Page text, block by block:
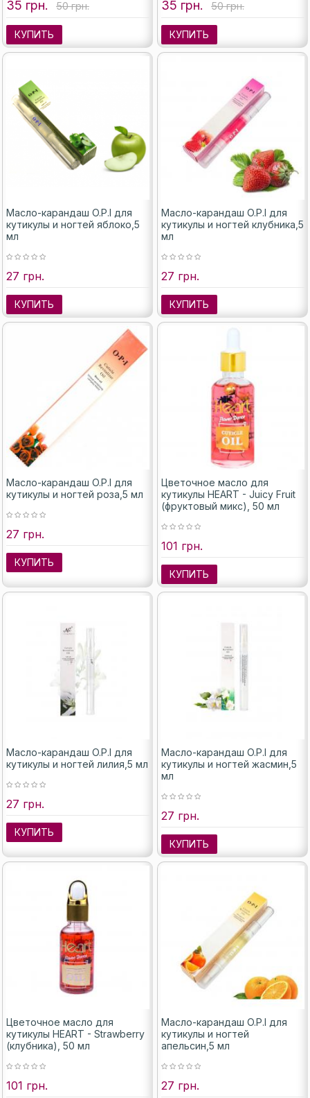
35 грн. 50 грн.
КУПИТЬ
35 грн. 50 грн.
КУПИТЬ
Масло-карандаш O.P.I для
кутикулы и ногтей яблоко,5
мл
27 грн.
КУПИТЬ
Масло-карандаш O.P.I для
кутикулы и ногтей клубника,5
мл
27 грн.
КУПИТЬ
Масло-карандаш O.P.I для
кутикулы и ногтей роза,5 мл
27 грн.
КУПИТЬ
Цветочное масло для
кутикулы HEART - Juicy Fruit
(фруктовый микс), 50 мл
101 грн.
КУПИТЬ
Масло-карандаш O.P.I для
кутикулы и ногтей лилия,5 мл
27 грн.
КУПИТЬ
Масло-карандаш O.P.I для
кутикулы и ногтей жасмин,5
мл
27 грн.
КУПИТЬ
Цветочное масло для
кутикулы HEART - Strawberry
(клубника), 50 мл
101 грн.
Масло-карандаш O.P.I для
кутикулы и ногтей
апельсин,5 мл
27 грн.